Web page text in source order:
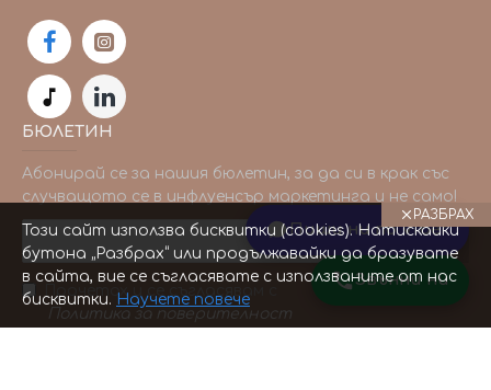
Пиши ни по Viber
Звънни ни
БЮЛЕТИН
Абонирай се за нашия бюлетин, за да си в крак със
случващото се в инфлуенсър маркетинга и не само!
Прочетох и се съгласявам с
Политика за поверителност
РАЗБРАХ
Този сайт използва бисквитки (cookies). Натискайки
бутона „Разбрах“ или продължавайки да бразувате
в сайта, вие се съгласявате с използваните от нас
бисквитки. Научете повече